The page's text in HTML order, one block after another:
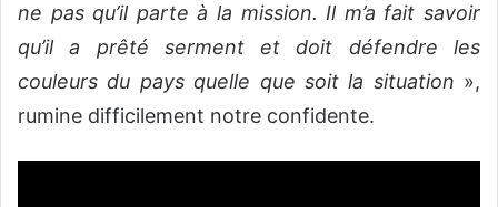
ne pas qu’il parte à la mission. Il m’a fait savoir
qu’il a prêté serment et doit défendre les
couleurs du pays quelle que soit la situation »,
rumine difficilement notre confidente.